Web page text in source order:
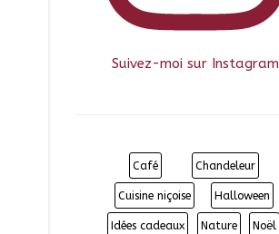
Suivez-moi sur Instagram
Café Chandeleur
Cuisine niçoise Halloween
Idées cadeaux Nature Noël